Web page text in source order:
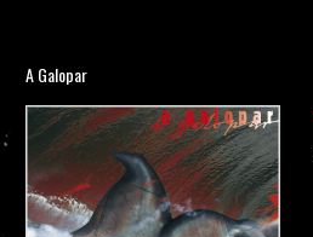
A Galopar